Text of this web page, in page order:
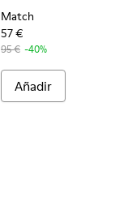
Match
57 €
95 € -40%
Añadir